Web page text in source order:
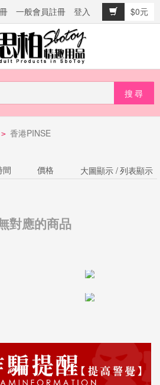
一般會員註冊 登入
$0元
> 香港PINSE
間 價格 大圖顯示 /列表顯示
對應的商品